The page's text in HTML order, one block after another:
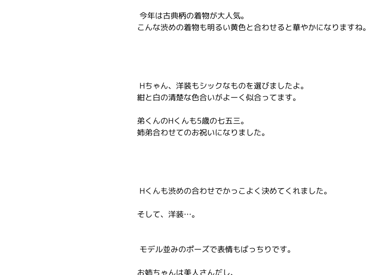
今年は古典柄の着物が大人気。
こんな渋めの着物も明るい黄色と合わせると華やかになりますね。
Hちゃん、洋装もシックなものを選びましたよ。
紺と白の清楚な色合いがよーく似合ってます。
弟くんのHくんも5歳の七五三。
姉弟合わせてのお祝いになりました。
Hくんも渋めの合わせでかっこよく決めてくれました。
そして、洋装…。
モデル並みのポーズで表情もばっちりです。
お姉ちゃんは美人さんだし、